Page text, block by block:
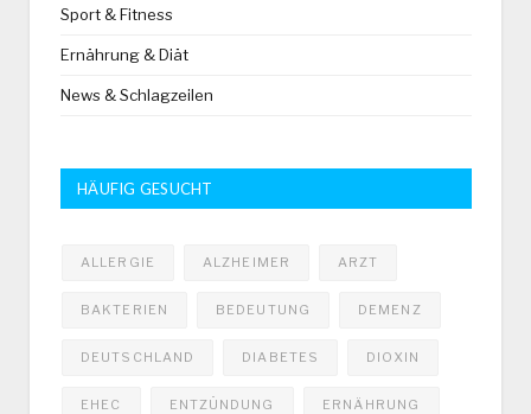
Sport & Fitness
Ernährung & Diät
News & Schlagzeilen
HÄUFIG GESUCHT
ALLERGIE ALZHEIMER ARZT
BAKTERIEN BEDEUTUNG DEMENZ
DEUTSCHLAND DIABETES DIOXIN
EHEC ENTZÜNDUNG ERNÄHRUNG